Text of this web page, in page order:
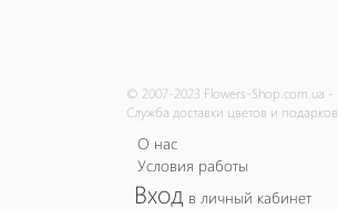
© 2007-2023 Flowers-Shop.com.ua -
Служба доставки цветов и подарков
О нас
Условия работы
Вход в личный кабинет